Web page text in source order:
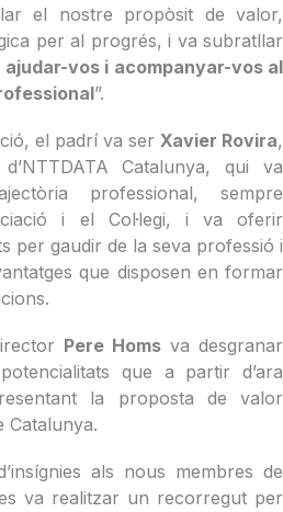
el nostre propòsit de valor,
per al progrés, i va subratllar
vos i acompanyar-vos al
”.
el padrí va ser Xavier Rovira,
Catalunya, qui va
professional, sempre
i el Col·legi, i va oferir
per gaudir de la seva professió i
que disposen en formar
Pere Homsva desgranar
que a partir d’ara
la proposta de valor
Catalunya.
als nous membres de
es va realitzar un recorregut per